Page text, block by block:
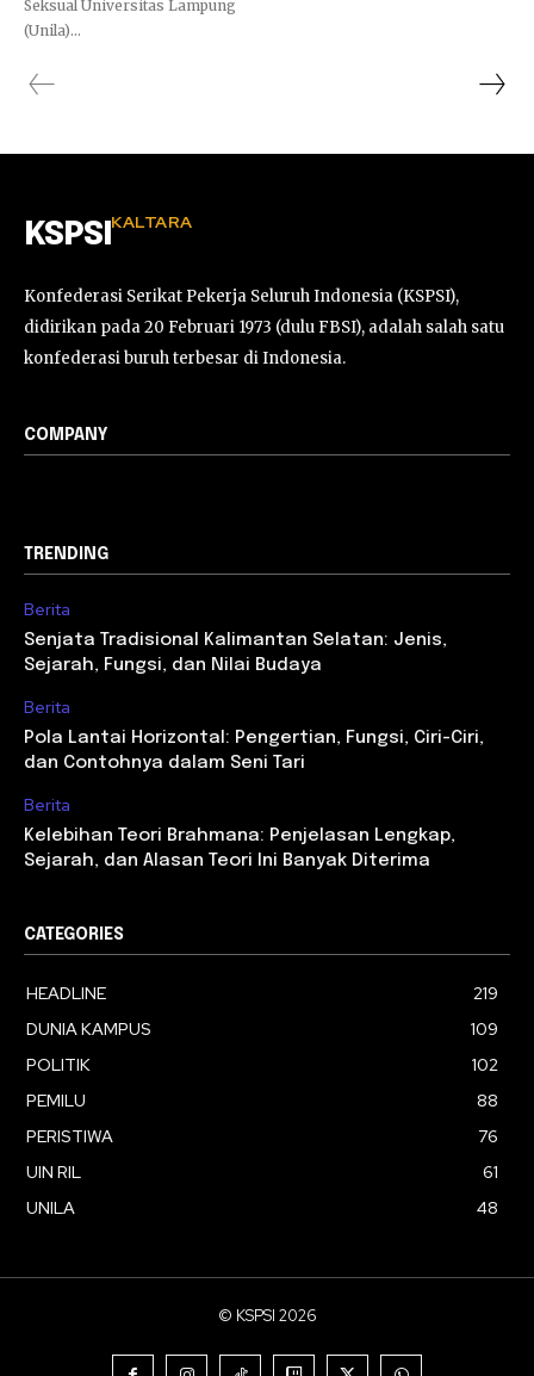
Seksual Universitas Lampung
(Unila)...
KSPSI KALTARA
Konfederasi Serikat Pekerja Seluruh Indonesia (KSPSI),
didirikan pada 20 Februari 1973 (dulu FBSI), adalah salah satu
konfederasi buruh terbesar di Indonesia.
COMPANY
TRENDING
Berita
Senjata Tradisional Kalimantan Selatan: Jenis,
Sejarah, Fungsi, dan Nilai Budaya
Berita
Pola Lantai Horizontal: Pengertian, Fungsi, Ciri-Ciri,
dan Contohnya dalam Seni Tari
Berita
Kelebihan Teori Brahmana: Penjelasan Lengkap,
Sejarah, dan Alasan Teori Ini Banyak Diterima
CATEGORIES
HEADLINE
219
DUNIA KAMPUS
109
POLITIK
102
PEMILU
88
PERISTIWA
76
UIN RIL
61
UNILA
48
© KSPSI 2026